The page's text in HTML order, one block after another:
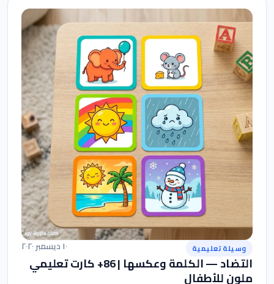
وسيلة تعليمية ١٠ ديسمبر ٢٠٢٠
التضاد — الكلمة وعكسها | 86+ كارت تعليمي
ملون للأطفال